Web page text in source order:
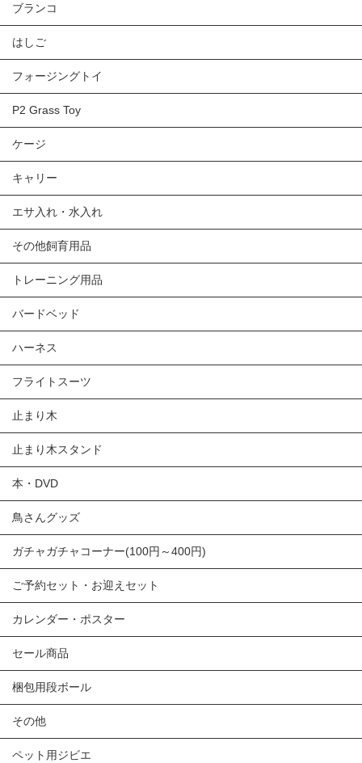
ブランコ
はしご
フォージングトイ
P2 Grass Toy
ケージ
キャリー
エサ入れ・水入れ
その他飼育用品
トレーニング用品
バードベッド
ハーネス
フライトスーツ
止まり木
止まり木スタンド
本・DVD
鳥さんグッズ
ガチャガチャコーナー(100円～400円)
ご予約セット・お迎えセット
カレンダー・ポスター
セール商品
梱包用段ボール
その他
ペット用ジビエ